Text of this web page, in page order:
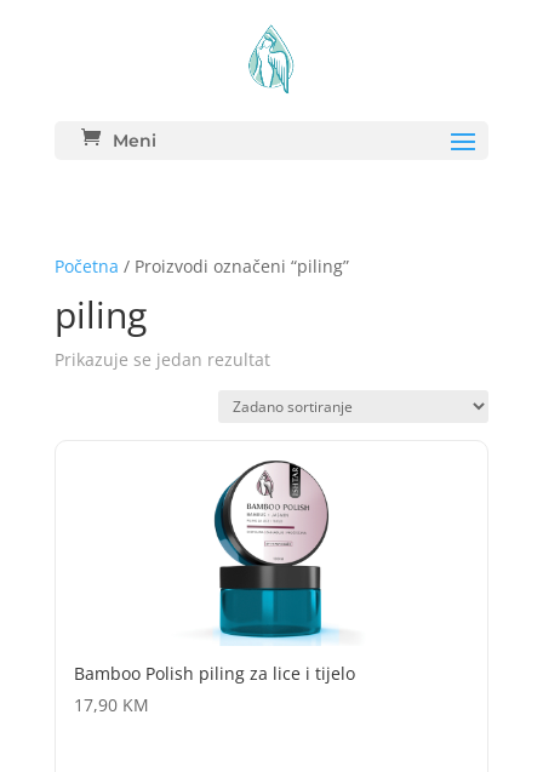
Meni
Početna / Proizvodi označeni “piling”
piling
Prikazuje se jedan rezultat
Bamboo Polish piling za lice i tijelo
17,90 KM